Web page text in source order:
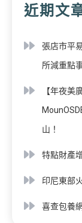
近期文
張店市平
所減重點
【年夜美
山！
特點財產
印尼東部
喜查包養